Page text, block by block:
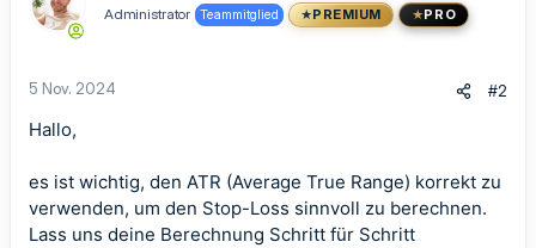
Administrator Teammitglied PREMIUM PRO
5 Nov. 2024 #2
Hallo,
es ist wichtig, den ATR (Average True Range) korrekt zu
verwenden, um den Stop-Loss sinnvoll zu berechnen.
Lass uns deine Berechnung Schritt für Schritt